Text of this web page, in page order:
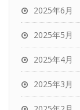
2025年6月
2025年5月
2025年4月
2025年3月